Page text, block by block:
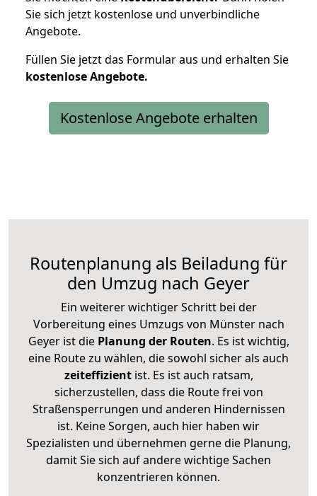
Sie sich jetzt kostenlose und unverbindliche
Angebote.
Füllen Sie jetzt das Formular aus und erhalten Sie
kostenloseAngebote.
Kostenlose Angebote erhalten
Routenplanung als Beiladung für
den Umzug nach Geyer
Ein weiterer wichtiger Schritt bei der
Vorbereitung eines Umzugs von Münster nach
Geyer ist diePlanung der Routen. Es ist wichtig,
eine Route zu wählen, die sowohl sicher als auch
zeiteffizientist. Es ist auch ratsam,
sicherzustellen, dass die Route frei von
Straßensperrungen und anderen Hindernissen
ist. Keine Sorgen, auch hier haben wir
Spezialisten und übernehmen gerne die Planung,
damit Sie sich auf andere wichtige Sachen
konzentrieren können.